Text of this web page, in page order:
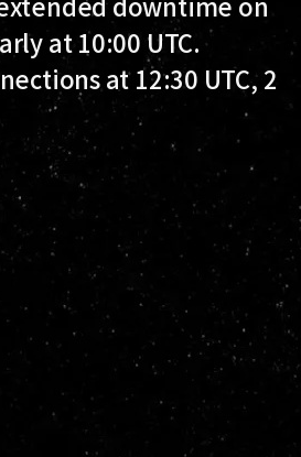
at 10:00 UTC.
at 12:30 UTC, 2